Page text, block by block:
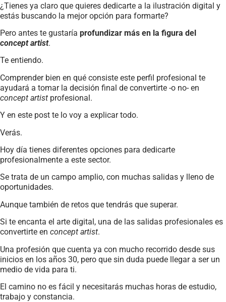
¿Tienes ya claro que quieres dedicarte a la ilustración digital y
estás buscando la mejor opción para formarte?
Pero antes te gustaría profundizar más en la figura del
concept artist.
Te entiendo.
Comprender bien en qué consiste este perfil profesional te
ayudará a tomar la decisión final de convertirte -o no- en
concept artist profesional.
Y en este post te lo voy a explicar todo.
Verás.
Hoy día tienes diferentes opciones para dedicarte
profesionalmente a este sector.
Se trata de un campo amplio, con muchas salidas y lleno de
oportunidades.
Aunque también de retos que tendrás que superar.
Si te encanta el arte digital, una de las salidas profesionales es
convertirte en concept artist.
Una profesión que cuenta ya con mucho recorrido desde sus
inicios en los años 30, pero que sin duda puede llegar a ser un
medio de vida para ti.
El camino no es fácil y necesitarás muchas horas de estudio,
trabajo y constancia.